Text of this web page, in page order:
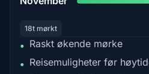
18t mørkt
• Raskt økende mørke
• Reisemuligheter før